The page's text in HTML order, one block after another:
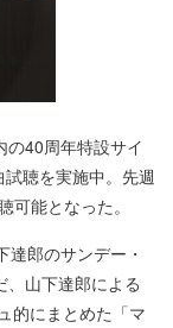
の40周年特設サイ
聴を実施中。先週
能となった。
達郎のサンデー・
、山下達郎による
的にまとめた「マ